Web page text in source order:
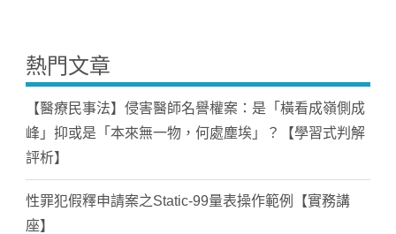
熱門文章
【醫療民事法】侵害醫師名譽權案：是「橫看成嶺側成
峰」抑或是「本來無一物，何處塵埃」？【學習式判解
評析】
性罪犯假釋申請案之Static-99量表操作範例【實務講
座】